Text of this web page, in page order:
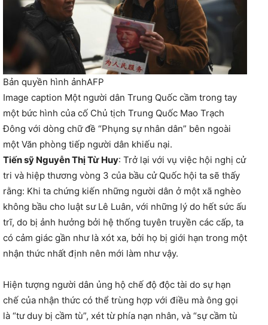
Bản quyền hình ảnhAFP
Image caption Một người dân Trung Quốc cầm trong tay
một bức hình của cố Chủ tịch Trung Quốc Mao Trạch
Đông với dòng chữ đề “Phụng sự nhân dân” bên ngoài
một Văn phòng tiếp người dân khiếu nại.
Tiến sỹ Nguyễn Thị Từ Huy: Trở lại với vụ việc hội nghị cử
tri và hiệp thương vòng 3 của bầu cử Quốc hội ta sẽ thấy
rằng: Khi ta chứng kiến những người dân ở một xã nghèo
không bầu cho luật sư Lê Luân, với những lý do hết sức ấu
trĩ, do bị ảnh hưởng bởi hệ thống tuyên truyền các cấp, ta
có cảm giác gần như là xót xa, bởi họ bị giới hạn trong một
nhận thức nhất định nên mới làm như vậy.
Hiện tượng người dân ủng hộ chế độ độc tài do sự hạn
chế của nhận thức có thể trùng hợp với điều mà ông gọi
là “tư duy bị cầm tù”, xét từ phía nạn nhân, và “sự cầm tù